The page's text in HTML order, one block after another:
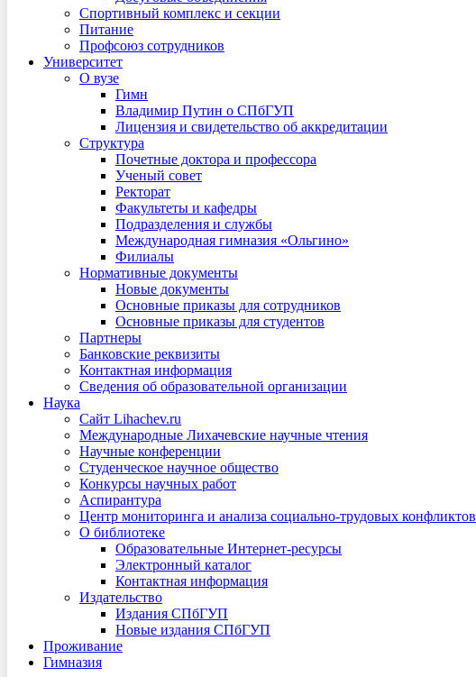
Спортивный комплекс и секции
Питание
Профсоюз сотрудников
Университет
О вузе
Гимн
Владимир Путин о СПбГУП
Лицензия и свидетельство об аккредитации
Структура
Почетные доктора и профессора
Ученый совет
Ректорат
Факультеты и кафедры
Подразделения и службы
Международная гимназия «Ольгино»
Филиалы
Нормативные документы
Новые документы
Основные приказы для сотрудников
Основные приказы для студентов
Партнеры
Банковские реквизиты
Контактная информация
Сведения об образовательной организации
Наука
Сайт Lihachev.ru
Международные Лихачевские научные чтения
Научные конференции
Студенческое научное общество
Конкурсы научных работ
Аспирантура
Центр мониторинга и анализа социально-трудовых конфликтов
О библиотеке
Образовательные Интернет-ресурсы
Электронный каталог
Контактная информация
Издательство
Издания СПбГУП
Новые издания СПбГУП
Проживание
Гимназия